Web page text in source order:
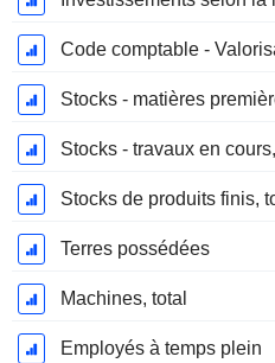
Code comptable -
Stocks - matières
Stocks - travaux en
Stocks de produits finis,
Terres possédées
Machines, total
Employés à temps plein